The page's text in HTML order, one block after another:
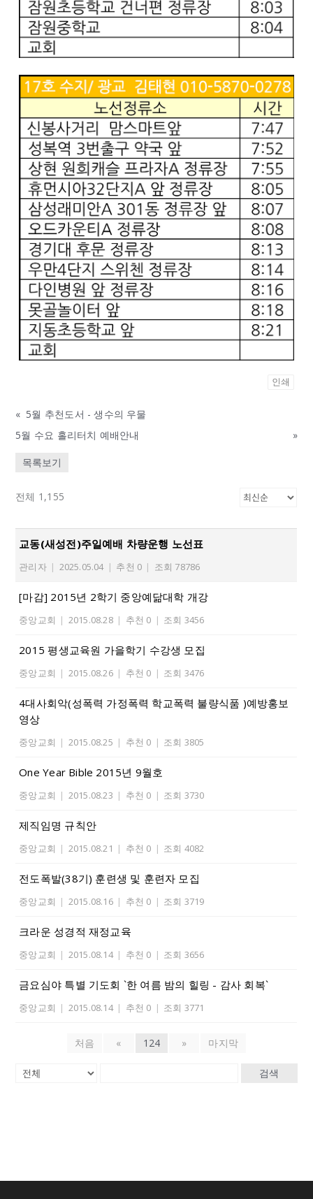
인쇄
« 5월 추천도서 - 생수의 우물
5월 수요 홀리터치 예배안내
»
목록보기
전체 1,155
교동(새성전)주일예배 차량운행 노선표
관리자 | 2025.05.04 | 추천 0 | 조회 78786
[마감] 2015년 2학기 중앙예닮대학 개강
중앙교회 | 2015.08.28 | 추천 0 | 조회 3456
2015 평생교육원 가을학기 수강생 모집
중앙교회 | 2015.08.26 | 추천 0 | 조회 3476
4대사회악(성폭력 가정폭력 학교폭력 불량식품 )예방홍보
영상
중앙교회 | 2015.08.25 | 추천 0 | 조회 3805
One Year Bible 2015년 9월호
중앙교회 | 2015.08.23 | 추천 0 | 조회 3730
제직임명 규칙안
중앙교회 | 2015.08.21 | 추천 0 | 조회 4082
전도폭발(38기) 훈련생 및 훈련자 모집
중앙교회 | 2015.08.16 | 추천 0 | 조회 3719
크라운 성경적 재정교육
중앙교회 | 2015.08.14 | 추천 0 | 조회 3656
금요심야 특별 기도회 `한 여름 밤의 힐링 - 감사 회복`
중앙교회 | 2015.08.14 | 추천 0 | 조회 3771
처음 « 124 » 마지막
검색